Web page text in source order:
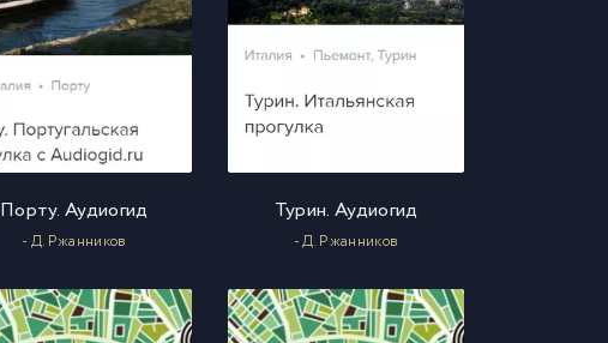
Порту. Аудиогид
- Д. Ржанников
Турин. Аудиогид
- Д. Ржанников